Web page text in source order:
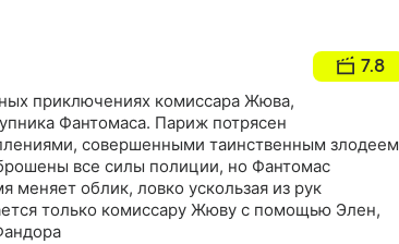
7.8
приключениях комиссара Жюва,
Фантомаса. Париж потрясен
совершенными таинственным злодеем
все силы полиции, но Фантомас
меняет облик, ловко ускользая из рук
только комиссару Жюву с помощью Элен,